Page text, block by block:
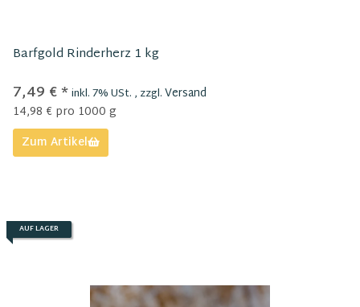
Barfgold Rinderherz 1 kg
7,49 €*inkl. 7% USt. , zzgl.Versand
14,98 € pro 1000 g
Zum Artikel
AUF LAGER